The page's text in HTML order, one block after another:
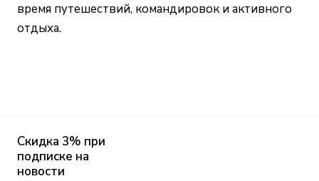
время путешествий, командировок и активного
отдыха.
Скидка 3% при
подписке на
новости